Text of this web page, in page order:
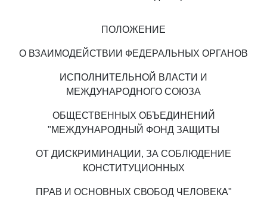
ПОЛОЖЕНИЕ
О ВЗАИМОДЕЙСТВИИ ФЕДЕРАЛЬНЫХ ОРГАНОВ
ИСПОЛНИТЕЛЬНОЙ ВЛАСТИ И
МЕЖДУНАРОДНОГО СОЮЗА
ОБЩЕСТВЕННЫХ ОБЪЕДИНЕНИЙ
"МЕЖДУНАРОДНЫЙ ФОНД ЗАЩИТЫ
ОТ ДИСКРИМИНАЦИИ, ЗА СОБЛЮДЕНИЕ
КОНСТИТУЦИОННЫХ
ПРАВ И ОСНОВНЫХ СВОБОД ЧЕЛОВЕКА"